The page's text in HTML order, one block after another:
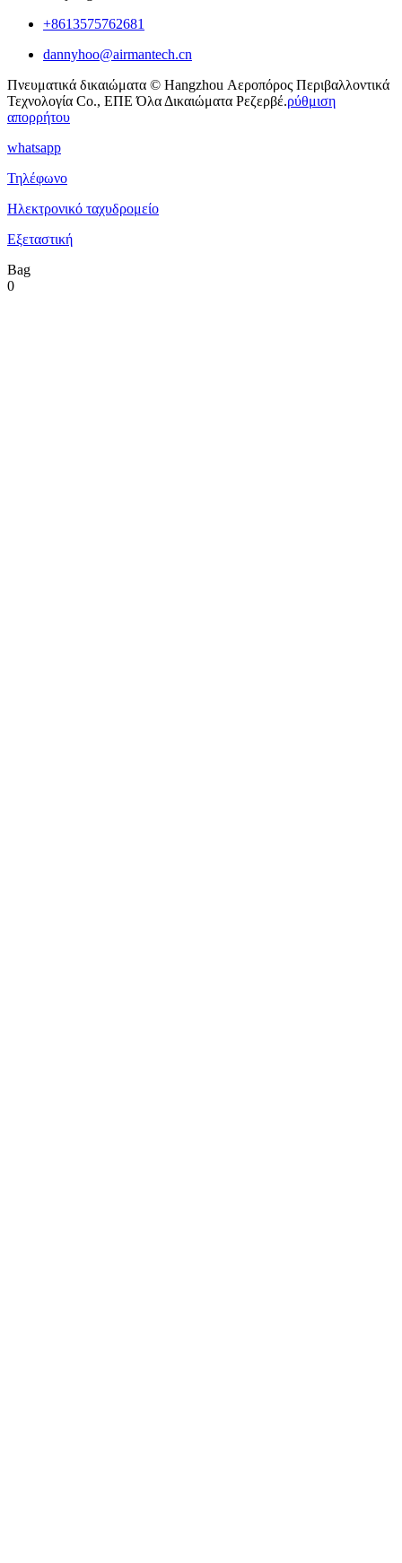
+8613575762681
dannyhoo@airmantech.cn
Πνευματικά δικαιώματα © Hangzhou Αεροπόρος Περιβαλλοντικά
Τεχνολογία Co., ΕΠΕ Όλα Δικαιώματα Ρεζερβέ.ρύθμιση
απορρήτου
whatsapp
Τηλέφωνο
Ηλεκτρονικό ταχυδρομείο
Εξεταστική
Bag
0